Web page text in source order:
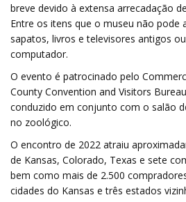
breve devido à extensa arrecadação
Entre os itens que o museu não pode
sapatos, livros e televisores antigos
computador.
O evento é patrocinado pelo
County Convention and Visitors
conduzido em conjunto com o salão
no zoológico.
O encontro de 2022 atraiu
de Kansas, Colorado, Texas e sete
bem como mais de 2.500
cidades do Kansas e três estados